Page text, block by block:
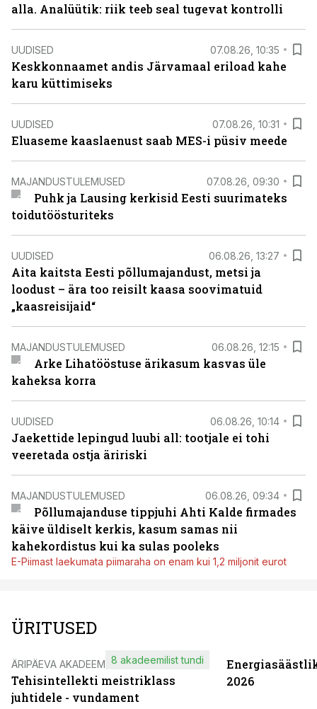
alla. Analüütik: riik teeb seal tugevat kontrolli
UUDISED 07.08.26, 10:35
Keskkonnaamet andis Järvamaal eriload kahe
karu küttimiseks
UUDISED 07.08.26, 10:31
Eluaseme kaaslaenust saab MES-i püsiv meede
MAJANDUSTULEMUSED 07.08.26, 09:30
Puhk ja Lausing kerkisid Eesti suurimateks
toidutöösturiteks
UUDISED 06.08.26, 13:27
Aita kaitsta Eesti põllumajandust, metsi ja
loodust – ära too reisilt kaasa soovimatuid
„kaasreisijaid“
MAJANDUSTULEMUSED 06.08.26, 12:15
Arke Lihatööstuse ärikasum kasvas üle
kaheksa korra
UUDISED 06.08.26, 10:14
Jaekettide lepingud luubi all: tootjale ei tohi
veeretada ostja äririski
MAJANDUSTULEMUSED 06.08.26, 09:34
Põllumajanduse tippjuhi Ahti Kalde firmades
käive üldiselt kerkis, kasum samas nii
kahekordistus kui ka sulas pooleks
E-Piimast laekumata piimaraha on enam kui 1,2 miljonit eurot
ÜRITUSED
ÄRIPÄEVA AKADEEMIA
Tehisintellekti meistriklass
juhtidele - vundament
8 akadeemilist tundi
2026